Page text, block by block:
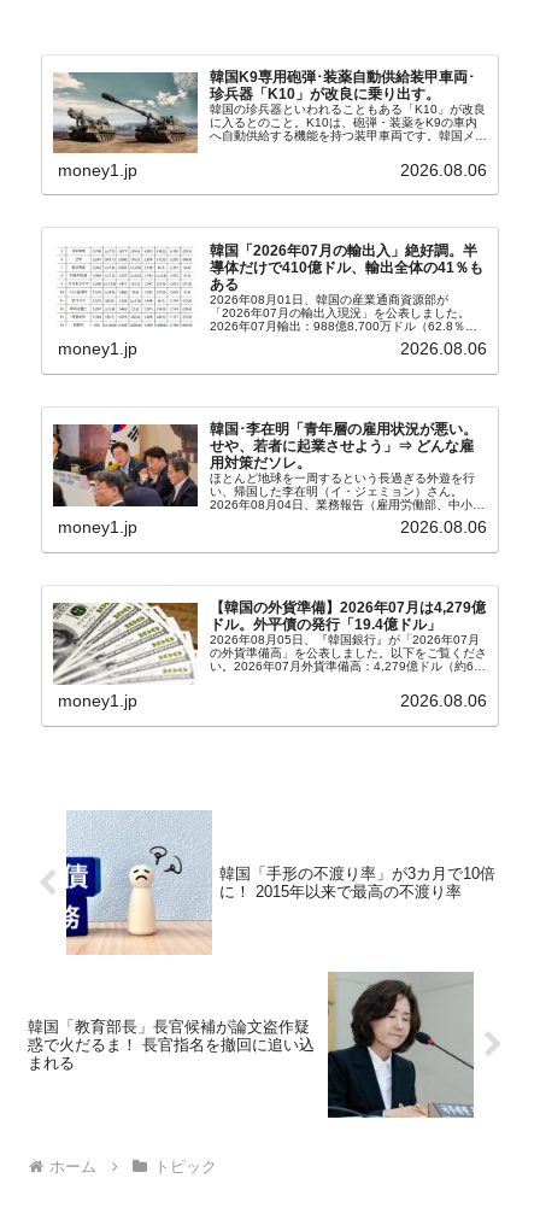
韓国K9専用砲弾･装薬自動供給装甲車両･
珍兵器「K10」が改良に乗り出す。
韓国の珍兵器といわれることもある「K10」が改良
に入るとのこと。K10は、砲弾・装薬をK9の車内
へ自動供給する機能を持つ装甲車両です。韓国メデ
から以下に一部を引きます。2005年に初めて...
money1.jp 2026.08.06
韓国「2026年07月の輸出入」絶好調。半
導体だけで410億ドル、輸出全体の41％も
ある
2026年08月01日、韓国の産業通商資源部が
「2026年07月の輸出入現況」を公表しました。
2026年07月輸出：988億8,700万ドル（62.8％）
money1.jp 2026.08.06
韓国･李在明「青年層の雇用状況が悪い。
せや、若者に起業させよう」⇒ どんな雇
用対策だソレ。
ほとんど地球を一周するという長過ぎる外遊を行
い、帰国した李在明（イ・ジェミョン）さん。
2026年08月04日、業務報告（雇用労働部、中小ベ
上、韓国大統領に成りおおせた李在明（イ・ジェミ
money1.jp 2026.08.06
【韓国の外貨準備】2026年07月は4,279億
ドル。外平債の発行「19.4億ドル」
2026年08月05日、『韓国銀行』が「2026年07月
の外貨準備高」を公表しました。以下をご覧くださ
い。2026年07月外貨準備高：4,279億ドル（約67
money1.jp 2026.08.06
韓国「手形の不渡り率」が3カ月で10倍
に！ 2015年以来で最高の不渡り率
韓国「教育部長」長官候補が論文盗作疑
惑で火だるま！ 長官指名を撤回に追い込
まれる
ホーム トピック